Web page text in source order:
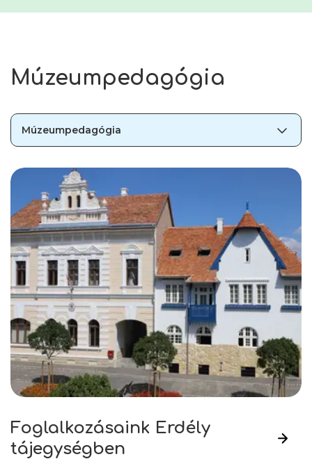
Múzeumpedagógia
Múzeumpedagógia
Táborok
Gyerek születésnap
Foglalkozásaink Erdély
tájegységben